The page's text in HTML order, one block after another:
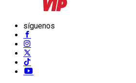
síguenos